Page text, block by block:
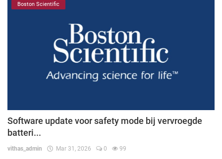
Boston Scientific
Software update voor safety mode bij vervroegde
batteri...
vithas_admin Mar 31, 2026 0 99